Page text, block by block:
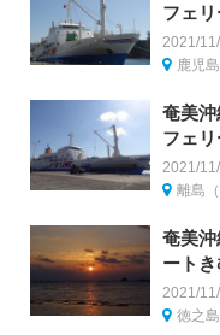
フェ
2021/
鹿児
奄美
フェ
2021/
離島
奄美
ート
2021/
徳之島